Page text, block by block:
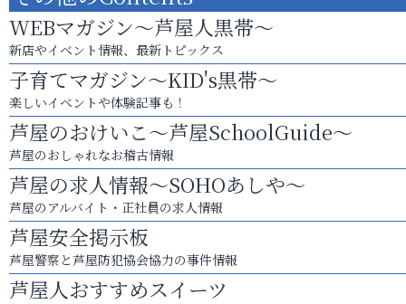
WEBマガジン～芦屋人黒帯～
新店やイベント情報、最新トピックス
子育てマガジン～KID's黒帯～
楽しいイベントや体験記事も！
芦屋のおけいこ～芦屋SchoolGuide～
芦屋のおしゃれなお稽古情報
芦屋の求人情報～SOHOあしや～
芦屋のアルバイト・正社員の求人情報
芦屋安全掲示板
芦屋警察と芦屋防犯協会協力の事件情報
芦屋人おすすめスイーツ